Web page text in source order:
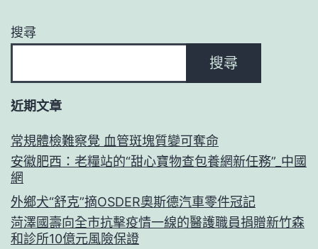
搜尋
搜尋
近期文章
常規體檢難察覺 血管斑塊質變可奪命
安徽肥西：老糧站的“甜心寶物查包養網新任務”_中國
網
外鄉犬“舒克”摘OSDER奧斯德汽車零件冠記
菏澤國壽向全市抗擊疫情一線的醫護職員捐贈新竹森
和診所10億元風險保證